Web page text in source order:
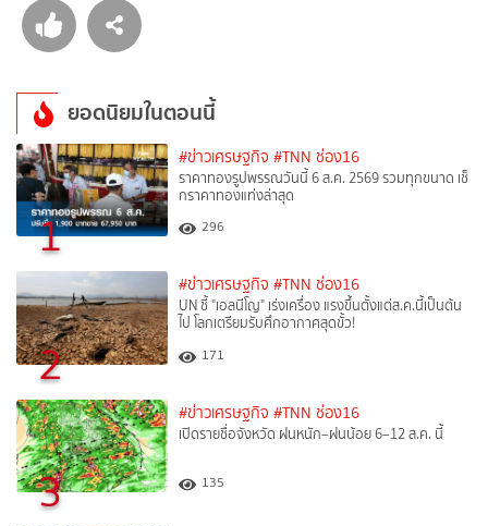
ยอดนิยมในตอนนี้
1
#ข่าวเศรษฐกิจ #TNN ช่อง16
ราคาทองรูปพรรณวันนี้ 6 ส.ค. 2569 รวมทุกขนาด เช็
กราคาทองแท่งล่าสุด
296
2
#ข่าวเศรษฐกิจ #TNN ช่อง16
UN ชี้ "เอลนีโญ" เร่งเครื่อง แรงขึ้นตั้งแต่ส.ค.นี้เป็นต้น
ไป โลกเตรียมรับศึกอากาศสุดขั้ว!
171
3
#ข่าวเศรษฐกิจ #TNN ช่อง16
เปิดรายชื่อจังหวัด ฝนหนัก–ฝนน้อย 6–12 ส.ค. นี้
135